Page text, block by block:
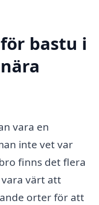
bastu i
vara en
inte vet var
finns det flera
värt att
orter för att